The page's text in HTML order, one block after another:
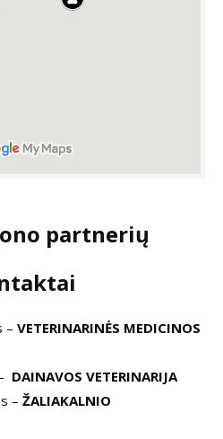
partnerių
– VETERINARINĖS MEDICINOS
DAINAVOS VETERINARIJA
– ŽALIAKALNIO